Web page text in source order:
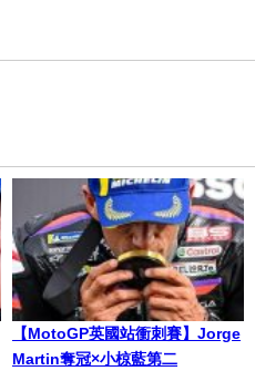
【MotoGP英國站衝刺賽】Jorge
Martin奪冠×小椋藍第二